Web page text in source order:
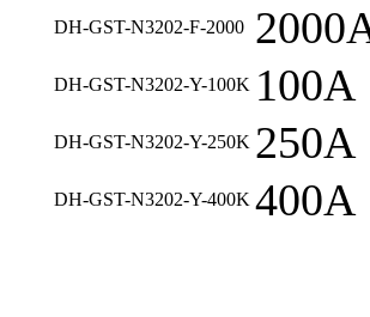
DH-GST-N3202-F-2000
DH-GST-N3202-Y-100K 100A
DH-GST-N3202-Y-250K 250A
DH-GST-N3202-Y-400K 400A